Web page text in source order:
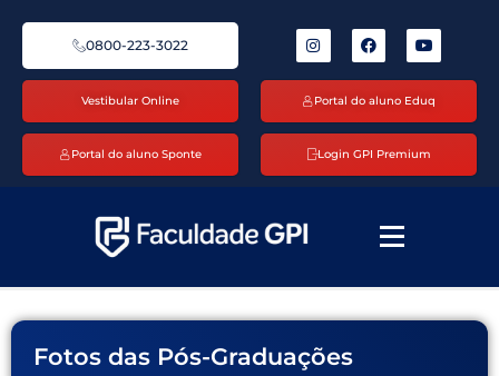
0800-223-3022
Vestibular Online Portal do aluno Eduq
Portal do aluno Sponte Login GPI Premium
Fotos das Pós-Graduações